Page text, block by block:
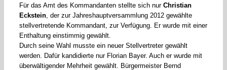
Für das Amt des Kommandanten stellte sich nur Christian
Eckstein, der zur Jahreshauptversammlung 2012 gewählte
stellvertretende Kommandant, zur Verfügung. Er wurde mit einer
Enthaltung einstimmig gewählt.
Durch seine Wahl musste ein neuer Stellvertreter gewählt
werden. Dafür kandidierte nur Florian Bayer. Auch er wurde mit
überwältigender Mehrheit gewählt. Bürgermeister Bernd